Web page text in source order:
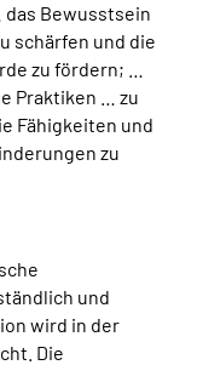
Bewusstsein
schärfen und die
zu fördern; …
Praktiken … zu
Fähigkeiten und
zu
und
wird in der
Die